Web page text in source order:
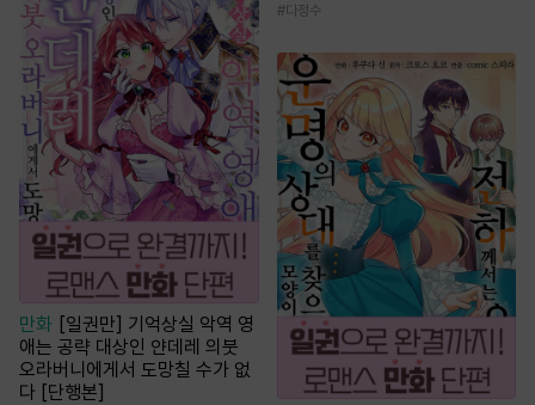
만화 [일권만] 기억상실 악역 영
애는 공략 대상인 얀데레 의붓
오라버니에게서 도망칠 수가 없
다 [단행본]
#다정수